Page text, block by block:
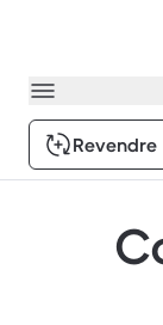
Revendre